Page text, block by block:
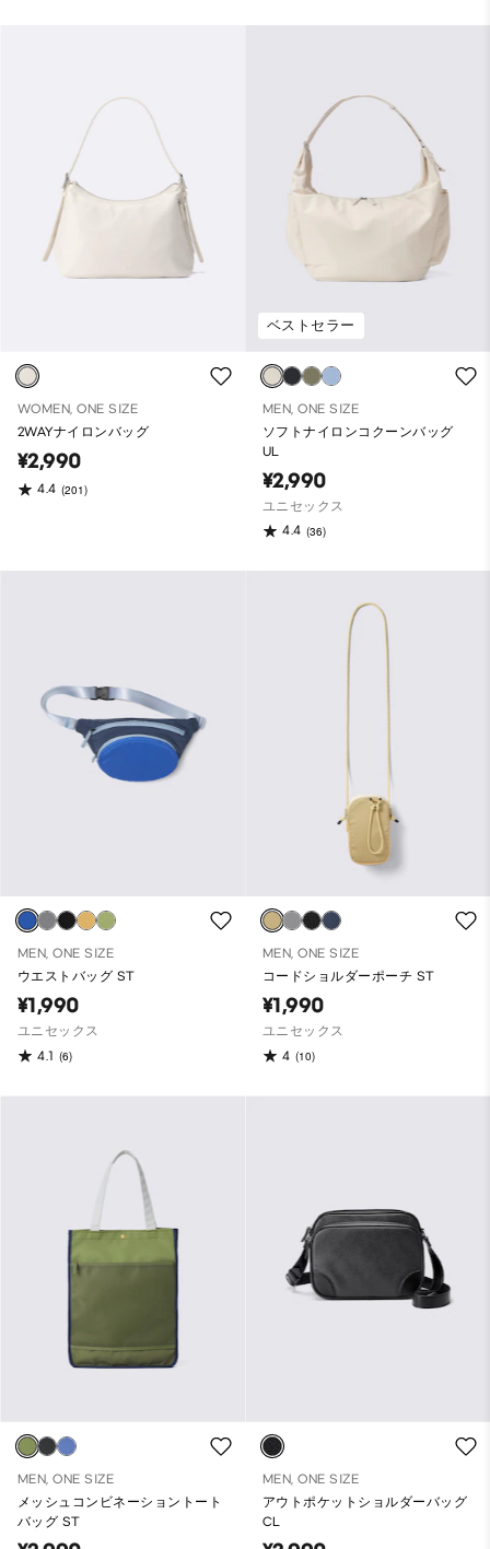
WOMEN, ONE SIZE
2WAYナイロンバッグ
¥2,990
4.4 (201)
ベストセラー
MEN, ONE SIZE
ソフトナイロンコクーンバッグ
UL
¥2,990
ユニセックス
4.4 (36)
MEN, ONE SIZE
ウエストバッグ ST
¥1,990
ユニセックス
4.1 (6)
MEN, ONE SIZE
コードショルダーポーチ ST
¥1,990
ユニセックス
4 (10)
MEN, ONE SIZE
メッシュコンビネーショントート
バッグ ST
MEN, ONE SIZE
アウトポケットショルダーバッグ
CL